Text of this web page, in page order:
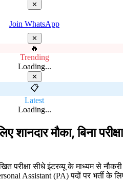
✕
Join WhatsApp
✕
🔥
Trending
Loading...
✕
📋
Latest
Loading...
मौका, बिना परीक्षा
परीक्षा सीधे इंटरव्यू के माध्यम से
Assistant (PA) पदों पर भर्ती के